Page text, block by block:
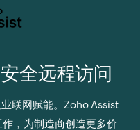
安全远程访问
联网赋能。Zoho Assist
，为制造商创造更多价